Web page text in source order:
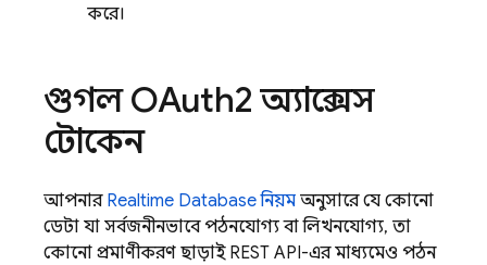
করে।
গুগল OAuth2 অ্যাক্সেস
টোকেন
আপনার Realtime Databaseনিয়ম অনুসারে যে কোনো
ডেটা যা সর্বজনীনভাবে পঠনযোগ্য বা লিখনযোগ্য, তা
কোনো প্রমাণীকরণ ছাড়াই REST API-এর মাধ্যমেও পঠন